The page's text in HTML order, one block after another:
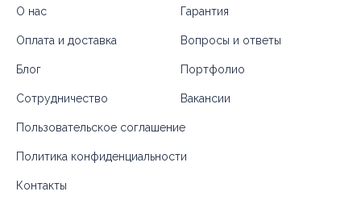
после чего конструкция соединяется с канализацией.
наличие водяного затвора;
запах, потребуется замена сифона биде. Чаще всего
достаточно заменить только сам сифон, не
демонтируя чашу.
Какие сифоны биде представлены в
О нас Гарантия
Оплата и доставка Вопросы и ответы
Блог Портфолио
Сотрудничество Вакансии
Пользовательское соглашение
Политика конфиденциальности
Контакты